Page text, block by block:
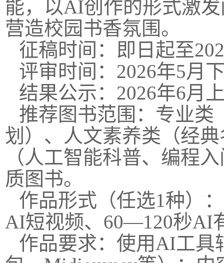
能，以AI创作的形式激
营造校园书香氛围。
征稿时间：即日起至
评审时间：2026年5月
结果公示：2026年6月
推荐图书范围：专业类
划）、人文素养类（经
（人工智能科普、编程
质图书。
作品形式（任选1种）
AI短视频、60—120秒AI
作品要求：使用AI工具